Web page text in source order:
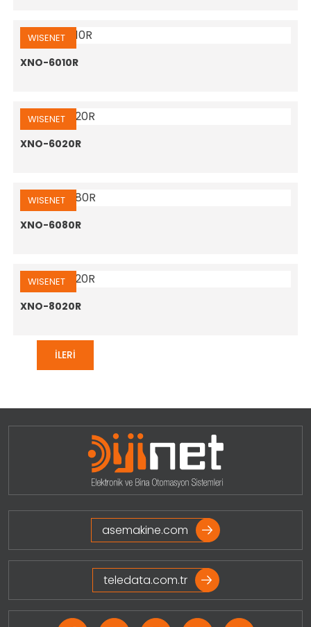
WISENET
XNO-6010R
WISENET
XNO-6020R
WISENET
XNO-6080R
WISENET
XNO-8020R
İLERI
asemakine.com
teledata.com.tr